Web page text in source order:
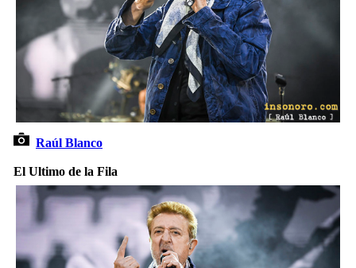
Raúl Blanco
El Ultimo de la Fila